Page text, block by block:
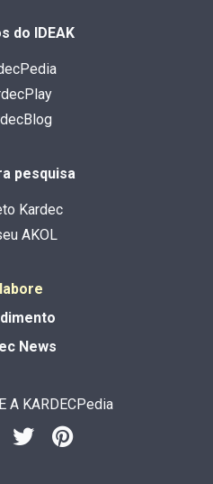
do IDEAK
pesquisa
Kardec
AKOL
News
A KARDECPedia